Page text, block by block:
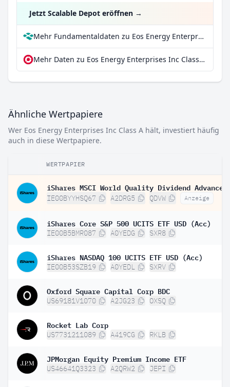
Jetzt Scalable Depot eröffnen →
Mehr Fundamentaldaten zu Eos Energy Enterprises Inc Class A bei Parqet
Mehr Daten zu Eos Energy Enterprises Inc Class A bei extraETF
Ähnliche Wertpapiere
Wer Eos Energy Enterprises Inc Class A hält, investiert häufig
auch in diese Wertpapiere.
WERTPAPIER
IE00BYYHSQ67 A2DRG5 QDVW Anzeige
iShares Core S&P 500 UCITS ETF USD (Acc)
IE00B5BMR087 A0YEDG SXR8
iShares NASDAQ 100 UCITS ETF USD (Acc)
IE00B53SZB19 A0YEDL SXRV
Oxford Square Capital Corp BDC
US69181V1070 A2JG23 OXSQ
Rocket Lab Corp
US7731211089 A419CG RKLB
JPMorgan Equity Premium Income ETF
US46641Q3323 A2QRW2 JEPI